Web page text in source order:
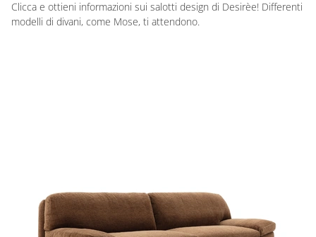
Clicca e ottieni informazioni sui salotti design di Desirèe! Differenti
modelli di divani, come Mose, ti attendono.